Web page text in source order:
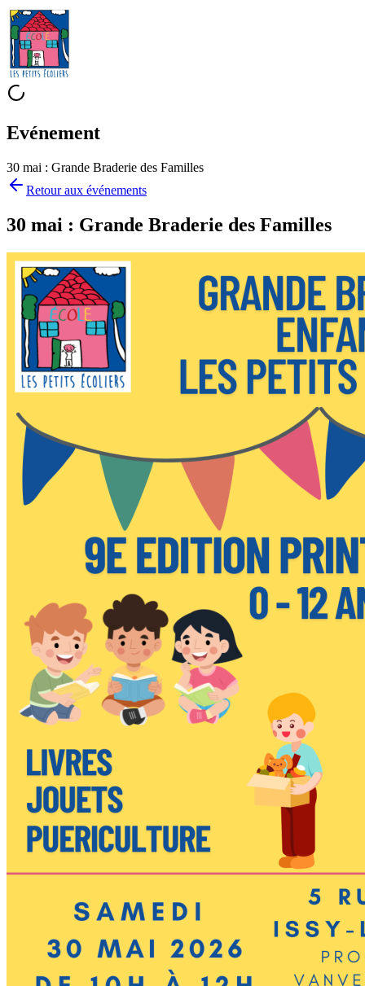
Evénement
30 mai : Grande Braderie des Familles
Retour aux événements
30 mai : Grande Braderie des Familles